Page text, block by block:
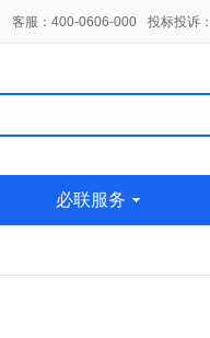
客服：400-0606-000 投标投诉
必联服务